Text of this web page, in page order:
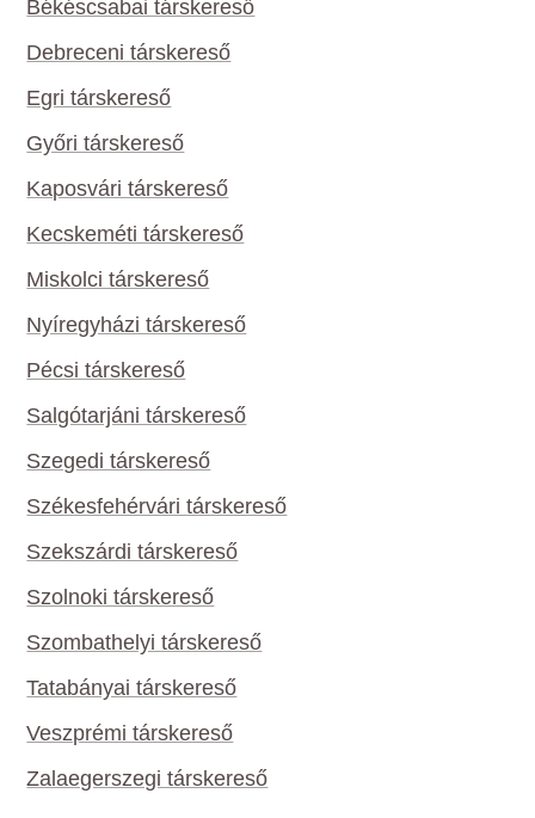
Békéscsabai társkereső
Debreceni társkereső
Egri társkereső
Győri társkereső
Kaposvári társkereső
Kecskeméti társkereső
Miskolci társkereső
Nyíregyházi társkereső
Pécsi társkereső
Salgótarjáni társkereső
Szegedi társkereső
Székesfehérvári társkereső
Szekszárdi társkereső
Szolnoki társkereső
Szombathelyi társkereső
Tatabányai társkereső
Veszprémi társkereső
Zalaegerszegi társkereső